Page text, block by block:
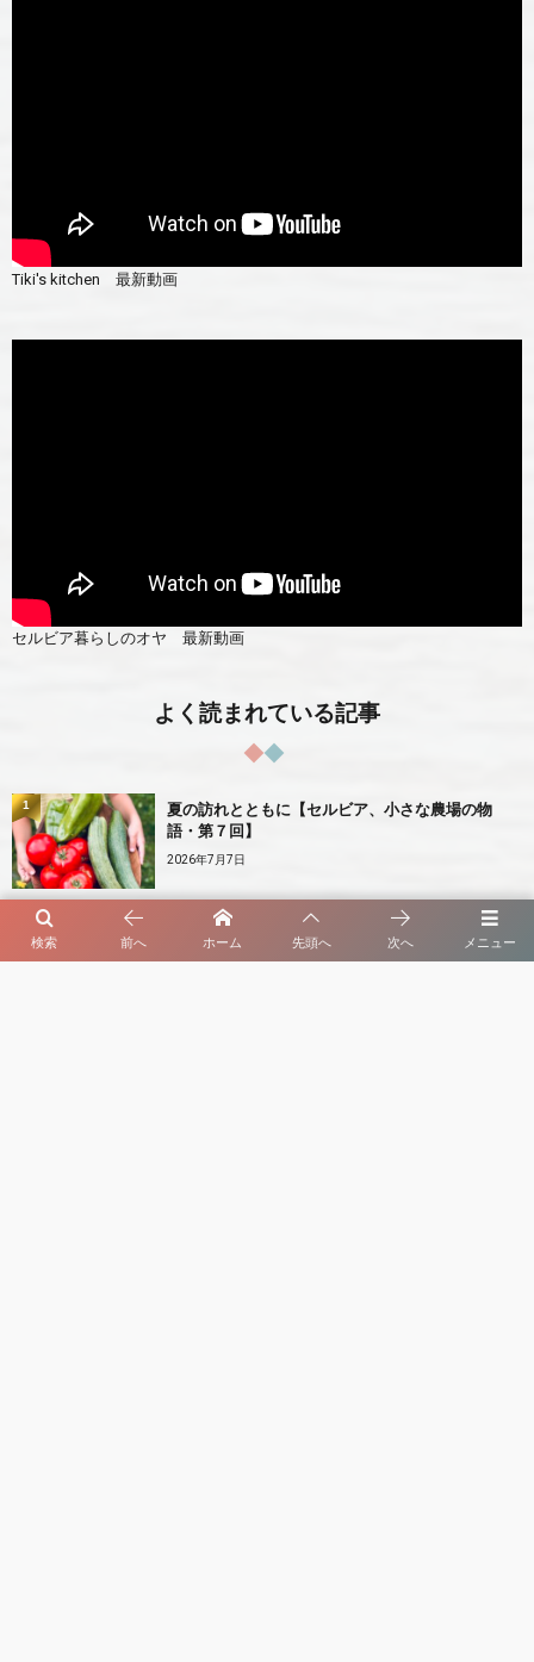
Tiki's kitchen 最新動画
セルビア暮らしのオヤ 最新動画
よく読まれている記事
夏の訪れとともに【セルビア、小さな農場の物
語・第７回】
2026年7月7日
1
初夏の庭先に実るさくらんぼ【セルビア、旬のも
の図鑑・第３回】
メニュー
検索 前へ ホーム 先頭へ 次へ